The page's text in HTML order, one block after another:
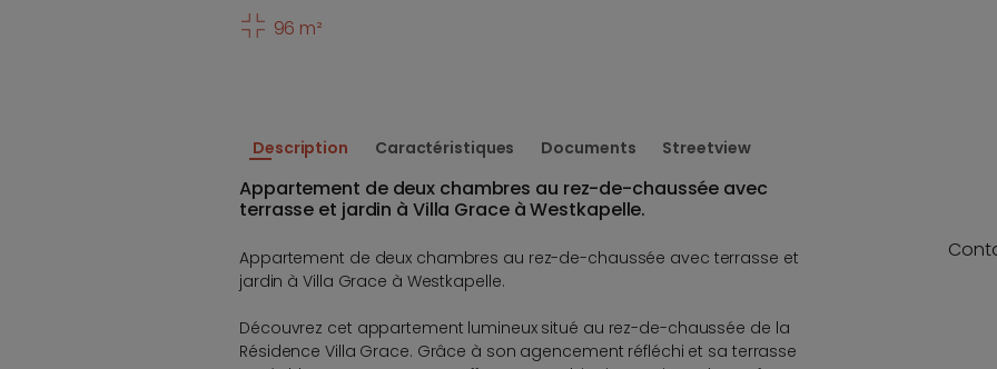
96 m²
Description Caractéristiques Documents Streetview
Appartement de deux chambres au rez-de-chaussée avec
terrasse et jardin à Villa Grace à Westkapelle.
Appartement de deux chambres au rez-de-chaussée avec terrasse et
jardin à Villa Grace à Westkapelle.
Découvrez cet appartement lumineux situé au rez-de-chaussée de la
Résidence Villa Grace. Grâce à son agencement réfléchi et sa terrasse